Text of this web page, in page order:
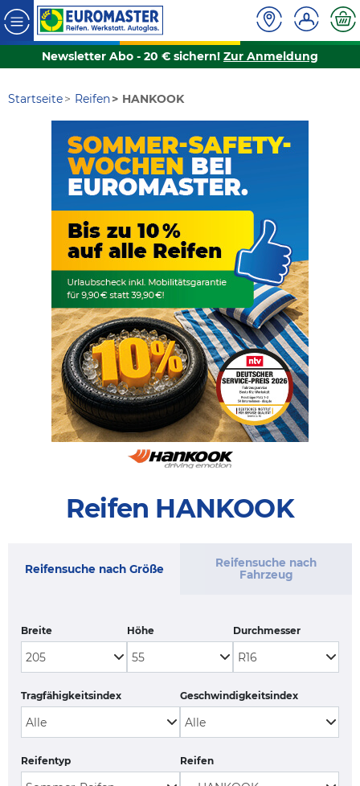
Newsletter Abo - 20 € sichern! Zur Anmeldung
Startseite Reifen HANKOOK
Reifen HANKOOK
Reifensuche nach Größe
Reifensuche nach
Fahrzeug
Breite Höhe Durchmesser
Tragfähigkeitsindex Geschwindigkeitsindex
Reifentyp Reifen